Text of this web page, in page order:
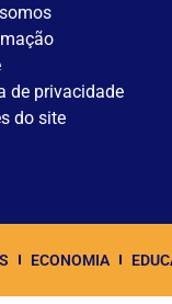
de privacidade
do site
ECONOMIA